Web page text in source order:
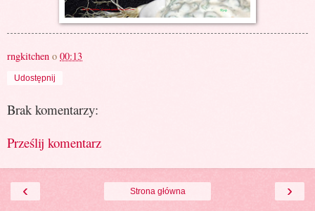
rngkitchen o 00:13
Udostępnij
Brak komentarzy:
Prześlij komentarz
‹ ›
Strona główna